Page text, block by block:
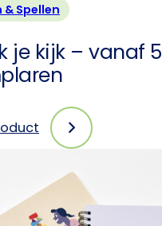
& Spellen
je kijk – vanaf 5
:
kijk